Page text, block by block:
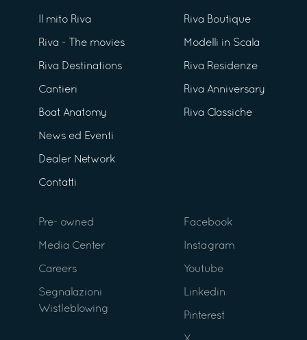
Il mito Riva
Riva - The movies
Riva Destinations
Cantieri
Boat Anatomy
News ed Eventi
Dealer Network
Contatti
Riva Boutique
Modelli in Scala
Riva Residenze
Riva Anniversary
Riva Classiche
Pre- owned
Media Center
Careers
Segnalazioni
Wistleblowing
Facebook
Instagram
Youtube
Linkedin
Pinterest